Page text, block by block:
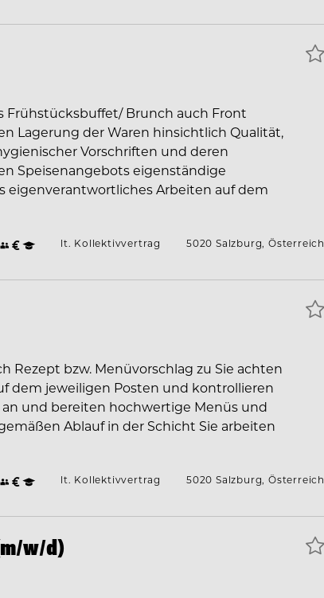
Frühstücksbuffet/ Brunch auch Front
Lagerung der Waren hinsichtlich Qualität,
Vorschriften und deren
Speisenangebots eigenständige
Arbeiten auf dem
lt. Kollektivvertrag 5020 Salzburg, Österreich
Rezept bzw. Menüvorschlag zu Sie achten
dem jeweiligen Posten und kontrollieren
und bereiten hochwertige Menüs und
Ablauf in der Schicht Sie arbeiten
lt. Kollektivvertrag 5020 Salzburg, Österreich
w/d)